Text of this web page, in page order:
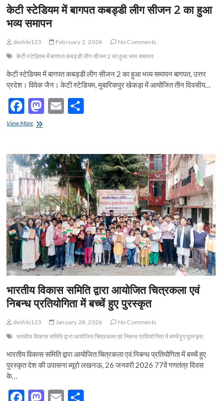
केटी स्टेडियम में बागपत कबड्डी लीग सीजन 2 का हुआ
भव्य समापन
deshki123 February 2, 2026
No Comments
केटी स्टेडियम में बागपत कबड्डी लीग सीजन 2 का हुआ भव्य समापन
केटी स्टेडियम में बागपत कबड्डी लीग सीजन 2 का हुआ भव्य समापन बागपत, उत्तर
प्रदेश। विवेक जैन। केटी स्टेडियम, मुबारिकपुर खेकड़ा में आयोजित तीन दिवसीय…
F
ac
b
o
o
k
M
d
o
n
E
e
View Moreकेटी
कबड्डी
लीग
सीजन
2
का
हुआ
भव्य
समापन
भारतीय विकास समिति द्वारा आयोजित चित्रकला एवं
निबन्ध प्रतियोगिता में बच्चें हुए पुरस्कृत
deshki123 January 28, 2026
No Comments
भारतीय विकास समिति द्वारा आयोजित चित्रकला एवं निबन्ध प्रतियोगिता में बच्चें हुए पुरस्कृत
भारतीय विकास समिति द्वारा आयोजित चित्रकला एवं निबन्ध प्रतियोगिता में बच्चें हुए
पुरस्कृत देश की उपासना ब्यूरो लखनऊ, 26 जनवरी 2026 77वें गणतंत्र दिवस
के…
F M E